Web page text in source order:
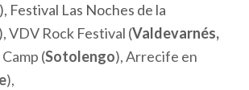
), Festival Las Noches de la
),VDV Rock Festival (Valdevarnés,
(Sotolengo),Arrecife en
),